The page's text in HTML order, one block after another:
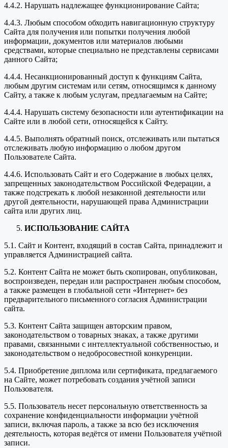
4.4.2. Нарушать надлежащее функционирование Сайта;
4.4.3. Любым способом обходить навигационную структуру
Сайта для получения или попытки получения любой
информации, документов или материалов любыми
средствами, которые специально не представлены сервисами
данного Сайта;
4.4.4. Несанкционированный доступ к функциям Сайта,
любым другим системам или сетям, относящимся к данному
Сайту, а также к любым услугам, предлагаемым на Сайте;
4.4.4. Нарушать систему безопасности или аутентификации на
Сайте или в любой сети, относящейся к Сайту.
4.4.5. Выполнять обратный поиск, отслеживать или пытаться
отслеживать любую информацию о любом другом
Пользователе Сайта.
4.4.6. Использовать Сайт и его Содержание в любых целях,
запрещенных законодательством Российской Федерации, а
также подстрекать к любой незаконной деятельности или
другой деятельности, нарушающей права Администрации
сайта или других лиц.
ИСПОЛЬЗОВАНИЕ САЙТА
5.1. Сайт и Контент, входящий в состав Сайта, принадлежит и
управляется Администрацией сайта.
5.2. Контент Сайта не может быть скопирован, опубликован,
воспроизведен, передан или распространен любым способом,
а также размещен в глобальной сети «Интернет» без
предварительного письменного согласия Администрации
сайта.
5.3. Контент Сайта защищен авторским правом,
законодательством о товарных знаках, а также другими
правами, связанными с интеллектуальной собственностью, и
законодательством о недобросовестной конкуренции.
5.4. Приобретение диплома или сертификата, предлагаемого
на Сайте, может потребовать создания учётной записи
Пользователя.
5.5. Пользователь несет персональную ответственность за
сохранение конфиденциальности информации учётной
записи, включая пароль, а также за всю без исключения
деятельность, которая ведётся от имени Пользователя учётной
записи.